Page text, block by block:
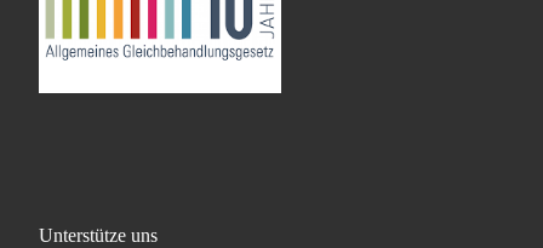
Unterstütze uns